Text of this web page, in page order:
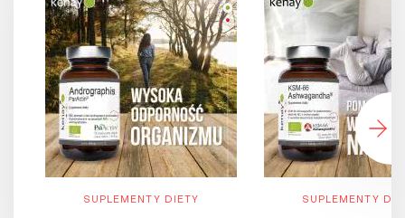
SUPLEMENTY DIETY SUPLEMENTY